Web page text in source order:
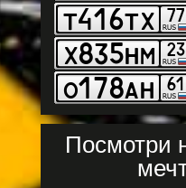
Посмотри